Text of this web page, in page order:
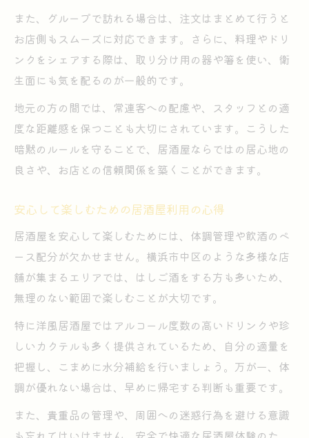
また、グループで訪れる場合は、注文はまとめて行うと
お店側もスムーズに対応できます。さらに、料理やドリ
ンクをシェアする際は、取り分け用の器や箸を使い、衛
生面にも気を配るのが一般的です。
地元の方の間では、常連客への配慮や、スタッフとの適
度な距離感を保つことも大切にされています。こうした
暗黙のルールを守ることで、居酒屋ならではの居心地の
良さや、お店との信頼関係を築くことができます。
安心して楽しむための居酒屋利用の心得
居酒屋を安心して楽しむためには、体調管理や飲酒のペ
ース配分が欠かせません。横浜市中区のような多様な店
舗が集まるエリアでは、はしご酒をする方も多いため、
無理のない範囲で楽しむことが大切です。
特に洋風居酒屋ではアルコール度数の高いドリンクや珍
しいカクテルも多く提供されているため、自分の適量を
把握し、こまめに水分補給を行いましょう。万が一、体
調が優れない場合は、早めに帰宅する判断も重要です。
また、貴重品の管理や、周囲への迷惑行為を避ける意識